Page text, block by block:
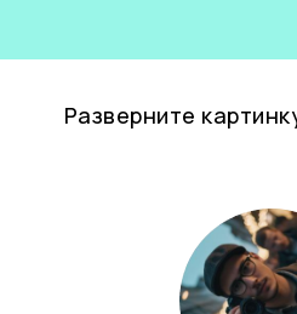
Разверните